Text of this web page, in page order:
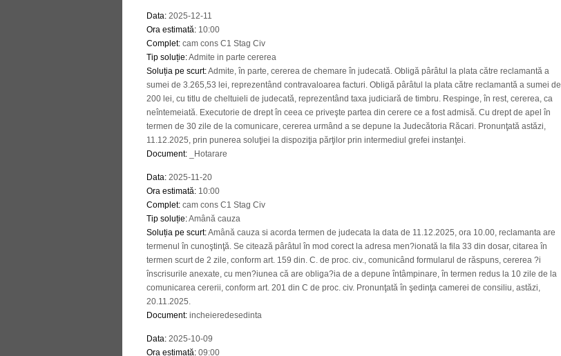
Data: 2025-12-11
Ora estimată: 10:00
Complet: cam cons C1 Stag Civ
Tip soluție:Admite in parte cererea
Soluția pe scurt:Admite, în parte, cererea de chemare în judecată. Obligă pârâtul la plata către reclamantă a
sumei de 3.265,53 lei, reprezentând contravaloarea facturi. Obligă pârâtul la plata către reclamantă a sumei de
200 lei, cu titlu de cheltuieli de judecată, reprezentând taxa judiciară de timbru. Respinge, în rest, cererea, ca
neîntemeiată. Executorie de drept în ceea ce priveşte partea din cerere ce a fost admisă. Cu drept de apel în
termen de 30 zile de la comunicare, cererea urmând a se depune la Judecătoria Răcari. Pronunţată astăzi,
11.12.2025, prin punerea soluţiei la dispoziţia părţilor prin intermediul grefei instanţei.
Document: _Hotarare
Data: 2025-11-20
Ora estimată: 10:00
Complet: cam cons C1 Stag Civ
Tip soluție:Amână cauza
Soluția pe scurt:Amână cauza si acorda termen de judecata la data de 11.12.2025, ora 10.00, reclamanta are
termenul în cunoştinţă. Se citează pârâtul în mod corect la adresa men?ionată la fila 33 din dosar, citarea în
termen scurt de 2 zile, conform art. 159 din. C. de proc. civ., comunicând formularul de răspuns, cererea ?i
înscrisurile anexate, cu men?iunea că are obliga?ia de a depune întâmpinare, în termen redus la 10 zile de la
comunicarea cererii, conform art. 201 din C de proc. civ. Pronunţată în şedinţa camerei de consiliu, astăzi,
20.11.2025.
Document: incheieredesedinta
Data: 2025-10-09
Ora estimată: 09:00